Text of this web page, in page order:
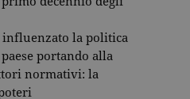
la politica
portando alla
normativi: la